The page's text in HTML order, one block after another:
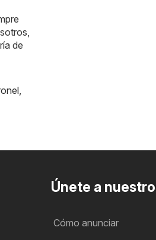
de
Únete a
Cómo anunciar